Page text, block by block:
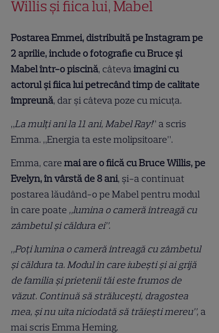
Willis și fiica lui, Mabel
Postarea Emmei, distribuită pe Instagram pe
2 aprilie, include o fotografie cu Bruce și
Mabel într-o piscină, câtevaimagini cu
actorul și fiica lui petrecând timp de calitate
împreună, dar și câteva poze cu micuța.
„La mulți ani la 11 ani, Mabel Ray!” a scris
Emma. „Energia ta este molipsitoare”.
Emma, caremai are o fiică cu Bruce Willis, pe
Evelyn, în vârstă de 8 ani, și-a continuat
postarea lăudând-o pe Mabel pentru modul
în care poate „lumina o cameră întreagă cu
zâmbetul și căldura ei”.
„Poți lumina o cameră întreagă cu zâmbetul
și căldura ta. Modul în care iubești și ai grijă
de familia și prietenii tăi este frumos de
văzut. Continuă să strălucești, dragostea
mea, și nu uita niciodată să trăiești mereu”, a
mai scris Emma Heming.